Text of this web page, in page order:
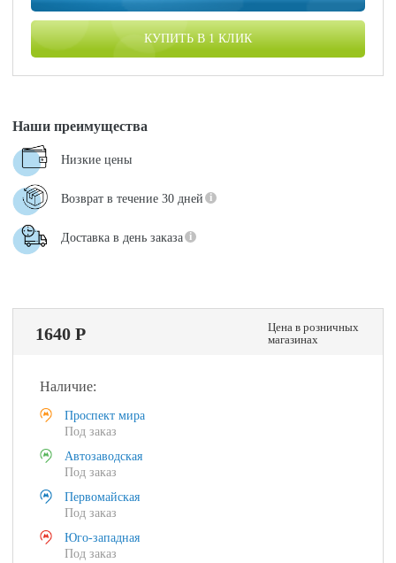
КУПИТЬ В 1 КЛИК
Наши преимущества
Низкие цены
Возврат в течение 30 дней
Доставка в день заказа
1640 Р
Цена в розничных
магазинах
Наличие:
Проспект мира
Под заказ
Автозаводская
Под заказ
Первомайская
Под заказ
Юго-западная
Под заказ